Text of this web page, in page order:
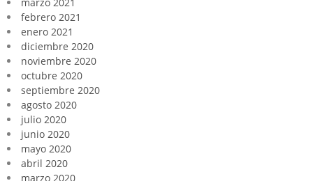
febrero 2021
enero 2021
diciembre 2020
noviembre 2020
octubre 2020
septiembre 2020
agosto 2020
julio 2020
junio 2020
mayo 2020
abril 2020
marzo 2020